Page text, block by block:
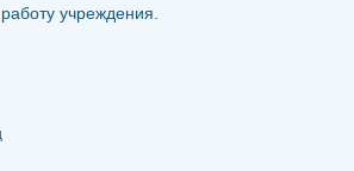
учреждения.